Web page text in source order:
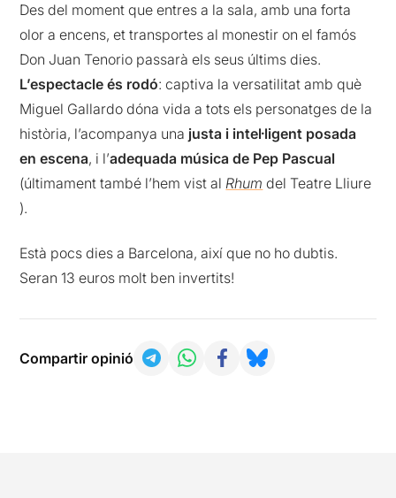
Des del moment que entres a la sala, amb una forta
olor a encens, et transportes al monestir on el famós
Don Juan Tenorio passarà els seus últims dies.
L’espectacle és rodó: captiva la versatilitat amb què
Miguel Gallardo dóna vida a tots els personatges de la
història, l’acompanya una justa i intel·ligent posada
en escena, i l’adequada música de Pep Pascual
(últimament també l’hem vist alRhum del Teatre Lliure
).
Està pocs dies a Barcelona, ​​així que no ho dubtis.
Seran 13 euros molt ben invertits!
Compartir opinió